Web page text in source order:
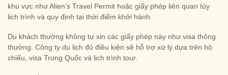
khu vực như Alien’s Travel Permit hoặc giấy phép liên quan tùy
lịch trình và quy định tại thời điểm khởi hành.
Du khách thường không tự xin các giấy phép này như visa thông
thường. Công ty du lịch đủ điều kiện sẽ hỗ trợ xử lý dựa trên hộ
chiếu, visa Trung Quốc và lịch trình tour.